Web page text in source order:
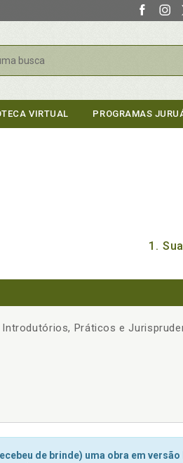
VIRTUAL PROGRAMAS
1.
Práticos e
de brinde) uma obra em